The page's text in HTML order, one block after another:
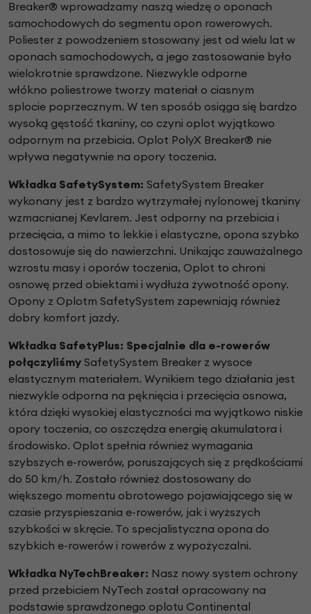
Breaker® wprowadzamy naszą wiedzę o oponach
samochodowych do segmentu opon rowerowych.
Poliester z powodzeniem stosowany jest od wielu lat w
oponach samochodowych, a jego zastosowanie było
wielokrotnie sprawdzone. Niezwykle odporne
włókno poliestrowe tworzy materiał o ciasnym
splocie poprzecznym. W ten sposób osiąga się bardzo
wysoką gęstość tkaniny, co czyni oplot wyjątkowo
odpornym na przebicia. Oplot PolyX Breaker® nie
wpływa negatywnie na opory toczenia.
Wkładka SafetySystem: SafetySystem Breaker
wykonany jest z bardzo wytrzymałej nylonowej tkaniny
wzmacnianej Kevlarem. Jest odporny na przebicia i
przecięcia, a mimo to lekkie i elastyczne, opona szybko
dostosowuje się do nawierzchni. Unikając zauważalnego
wzrostu masy i oporów toczenia, Oplot to chroni
osnowę przed obiektami i wydłuża żywotność opony.
Opony z Oplotm SafetySystem zapewniają również
dobry komfort jazdy.
Wkładka SafetyPlus: Specjalnie dla e-rowerów
połączyliśmy SafetySystem Breaker z wysoce
elastycznym materiałem. Wynikiem tego działania jest
niezwykle odporna na pęknięcia i przecięcia osnowa,
która dzięki wysokiej elastyczności ma wyjątkowo niskie
opory toczenia, co oszczędza energię akumulatora i
środowisko. Oplot spełnia również wymagania
szybszych e-rowerów, poruszających się z prędkościami
do 50 km/h. Zostało również dostosowany do
większego momentu obrotowego pojawiającego się w
czasie przyspieszania e-rowerów, jak i wyższych
szybkości w skręcie. To specjalistyczna opona do
szybkich e-rowerów i rowerów z wypożyczalni.
Wkładka NyTechBreaker: Nasz nowy system ochrony
przed przebiciem NyTech został opracowany na
podstawie sprawdzonego oplotu Continental